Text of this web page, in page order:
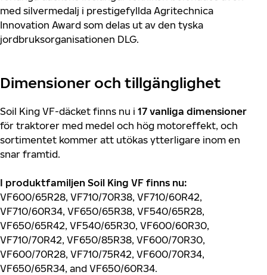
med silvermedalj i prestigefyllda Agritechnica
Innovation Award som delas ut av den tyska
jordbruksorganisationen DLG.
Dimensioner och tillgänglighet
Soil King VF-däcket finns nu i 17 vanliga dimensioner
för traktorer med medel och hög motoreffekt, och
sortimentet kommer att utökas ytterligare inom en
snar framtid.
I produktfamiljen Soil King VF finns nu:
VF600/65R28, VF710/70R38, VF710/60R42,
VF710/60R34, VF650/65R38, VF540/65R28,
VF650/65R42, VF540/65R30, VF600/60R30,
VF710/70R42, VF650/85R38, VF600/70R30,
VF600/70R28, VF710/75R42, VF600/70R34,
VF650/65R34, and VF650/60R34.